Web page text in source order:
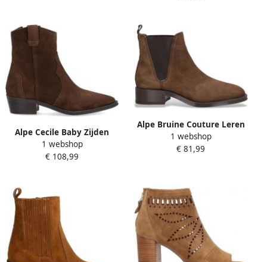
Alpe Cecile Baby Zijden
enkellaarsjes
Chocoladebruin
1 webshop
€ 108,99
Alpe Bruine Couture Leren
Enkellaarsjes
1 webshop
€ 81,99